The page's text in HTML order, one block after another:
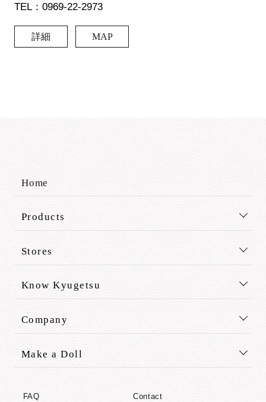
TEL：0969-22-2973
詳細 MAP
Home
Products
Stores
Know Kyugetsu
Company
Make a Doll
FAQ Contact